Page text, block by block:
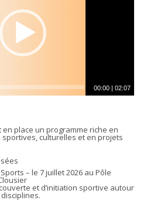
00:00 |02:07
en place un programme riche en
culturelles et en projets
– le 7 juillet 2026 au Pôle
et d’initiation sportive autour